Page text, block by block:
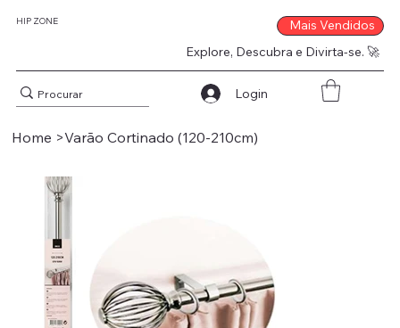
HIP ZONE
Explore, Descubra e Divirta-se. 🚀
Mais Vendidos
Login
Home >Varão Cortinado (120-210cm)